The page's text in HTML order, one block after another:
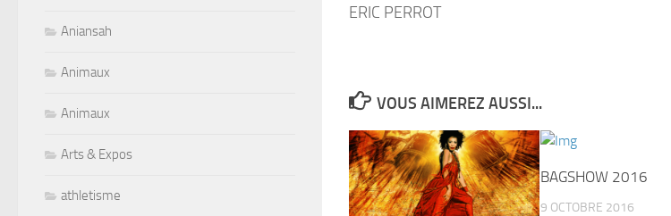
ERIC PERROT
VOUS AIMEREZ AUSSI...
BAGSHOW 2016
9 OCTOBRE 2016
Aniansah
Animaux
Animaux
Arts & Expos
athletisme